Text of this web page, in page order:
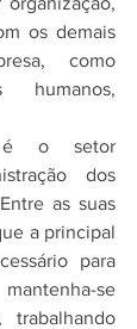
os demais
como
humanos,
é o setor
dos
as suas
a principal
para
se
trabalhando